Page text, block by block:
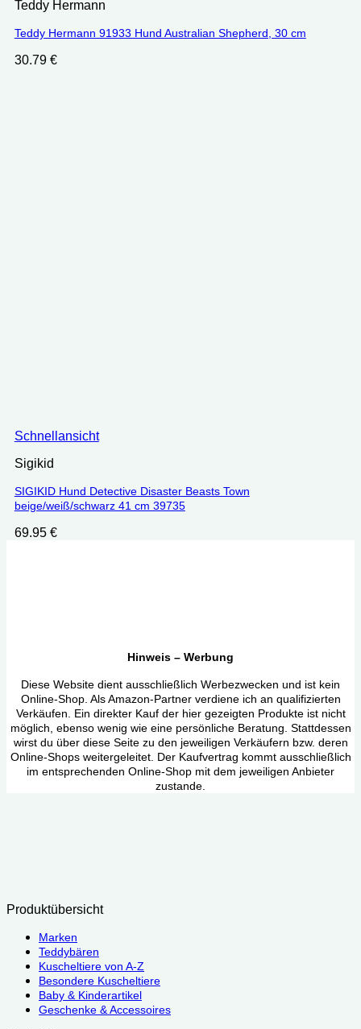
Teddy Hermann
Teddy Hermann 91933 Hund Australian Shepherd, 30 cm
30.79 €
Schnellansicht
Sigikid
SIGIKID Hund Detective Disaster Beasts Town
beige/weiß/schwarz 41 cm 39735
69.95 €
Hinweis – Werbung
Diese Website dient ausschließlich Werbezwecken und ist kein
Online-Shop. Als Amazon-Partner verdiene ich an qualifizierten
Verkäufen. Ein direkter Kauf der hier gezeigten Produkte ist nicht
möglich, ebenso wenig wie eine persönliche Beratung. Stattdessen
wirst du über diese Seite zu den jeweiligen Verkäufern bzw. deren
Online-Shops weitergeleitet. Der Kaufvertrag kommt ausschließlich
im entsprechenden Online-Shop mit dem jeweiligen Anbieter
zustande.
Produktübersicht
Marken
Teddybären
Kuscheltiere von A-Z
Besondere Kuscheltiere
Baby & Kinderartikel
Geschenke & Accessoires